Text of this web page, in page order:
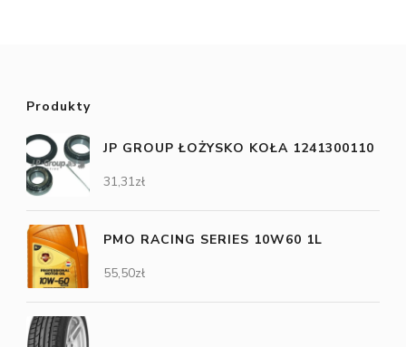
Produkty
JP GROUP ŁOŻYSKO KOŁA 1241300110
31,31zł
PMO RACING SERIES 10W60 1L
55,50zł